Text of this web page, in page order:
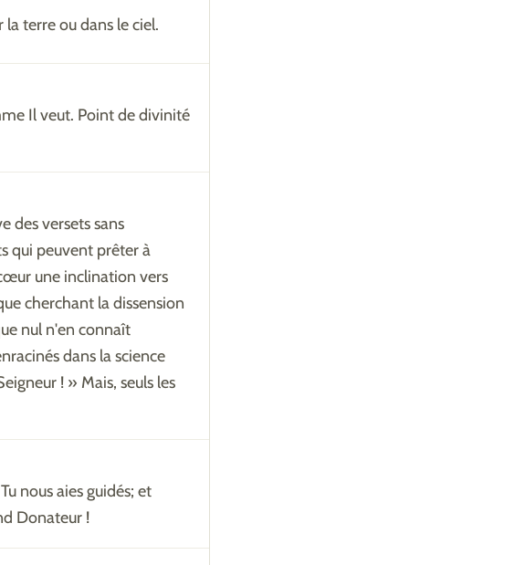
la terre ou dans le ciel.
Il veut. Point de divinité
des versets sans
qui peuvent prêter à
une inclination vers
cherchant la dissension
nul n'en connaît
dans la science
! » Mais, seuls les
nous aies guidés; et
Donateur !